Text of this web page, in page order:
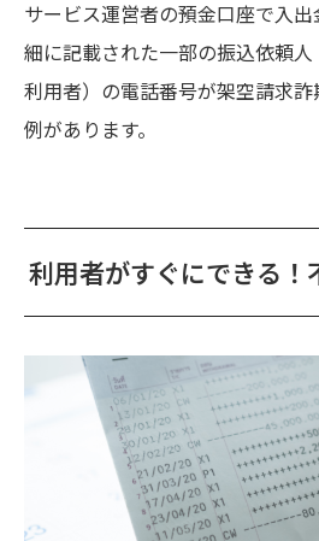
サービス運営者の預金口座で入
細に記載された一部の振込依頼
利用者）の電話番号が架空請求
例があります。
利用者がすぐにできる！